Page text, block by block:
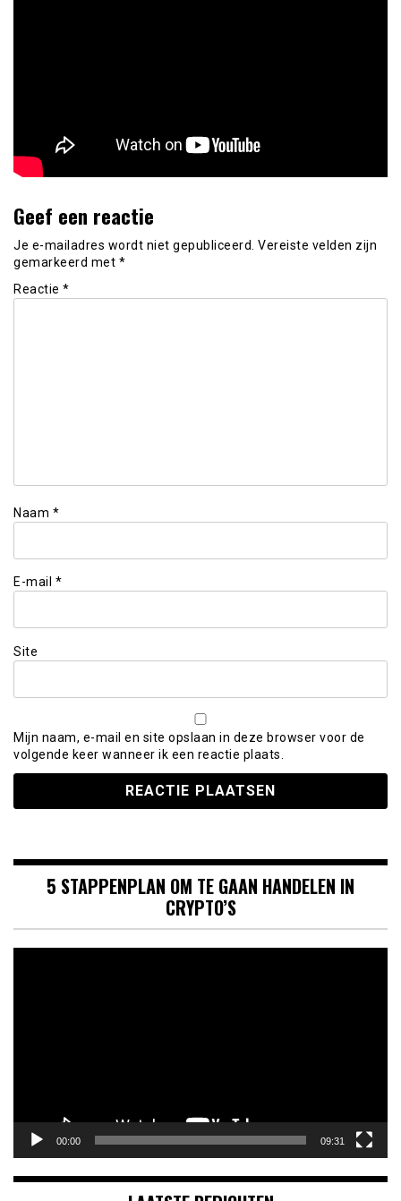
Geef een reactie
Je e-mailadres wordt niet gepubliceerd. Vereiste velden zijn
gemarkeerd met *
Reactie *
Naam *
E-mail *
Site
Mijn naam, e-mail en site opslaan in deze browser voor de
volgende keer wanneer ik een reactie plaats.
5 STAPPENPLAN OM TE GAAN HANDELEN IN
CRYPTO’S
00:00 09:31